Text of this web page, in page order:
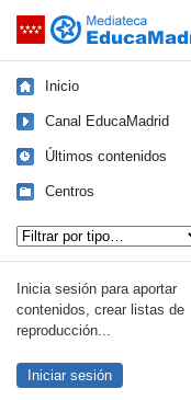
Saltar navegación
Inicio
Canal EducaMadrid
Últimos contenidos
Centros
Inicia sesión para aportar
contenidos, crear listas de
reproducción...
Iniciar sesión